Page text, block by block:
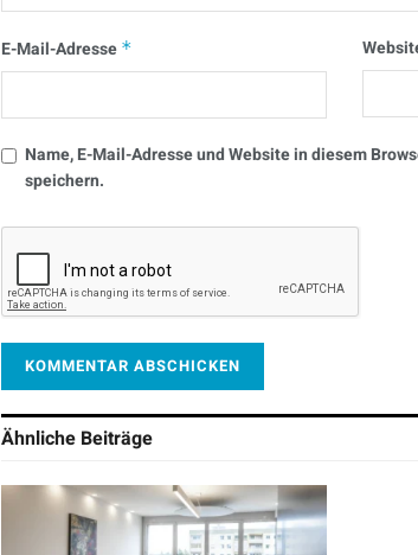
E-Mail-Adresse *
Name, E-Mail-Adresse und Website in diesem
speichern.
Ähnliche Beiträge